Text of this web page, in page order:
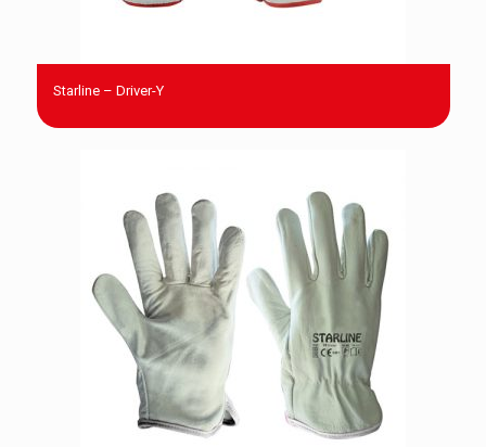
Starline – Driver-Y